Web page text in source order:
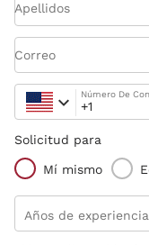
Apellidos
Correo
Número De
Solicitud para
Mí mismo
Años de